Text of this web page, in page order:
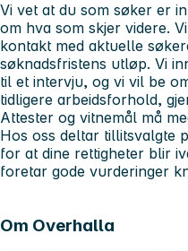
Vi vet at du som søker er
om hva som skjer videre.
kontakt med aktuelle
søknadsfristens utløp. Vi
til et intervju, og vi vil be
tidligere arbeidsforhold,
Attester og vitnemål må
Hos oss deltar tillitsvalgte
for at dine rettigheter blir
foretar gode vurderinger
Om Overhalla